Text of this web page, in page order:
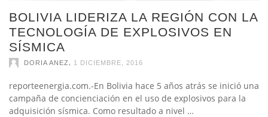
BOLIVIA LIDERIZA LA REGIÓN CON LA
TECNOLOGÍA DE EXPLOSIVOS EN
SÍSMICA
DORIA ANEZ 1 DICIEMBRE, 2016
reporteenergia.com.-En Bolivia hace 5 años atrás se inició una
campaña de concienciación en el uso de explosivos para la
adquisición sísmica. Como resultado a nivel …